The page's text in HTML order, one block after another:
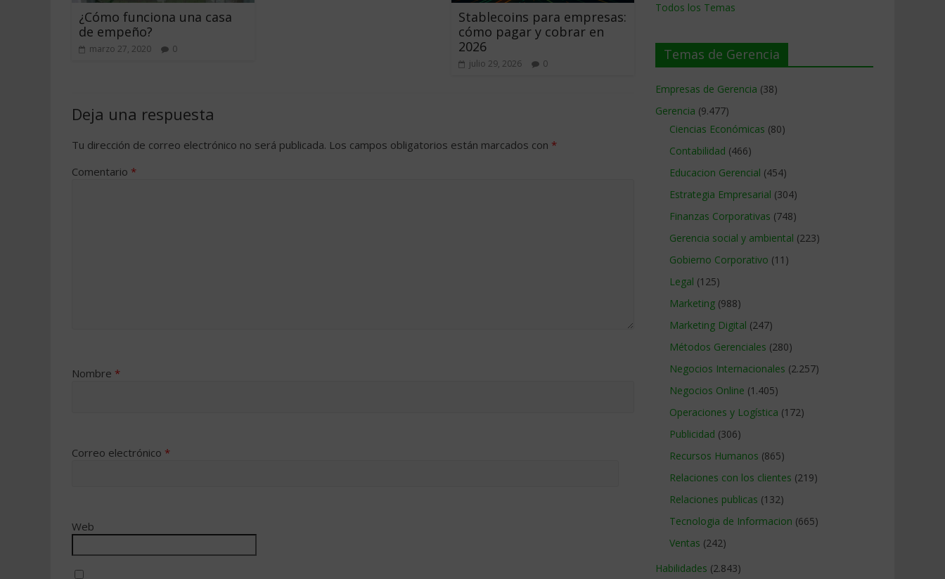
¿Cómo funciona una casa
de empeño?
marzo 27, 2020 0
Stablecoins para empresas:
cómo pagar y cobrar en
2026
julio 29, 2026 0
Deja una respuesta
Tu dirección de correo electrónico no será publicada. Los campos obligatorios están marcados con *
Comentario *
Nombre *
Correo electrónico *
Web
Todos los Temas
Temas de Gerencia
Empresas de Gerencia (38)
Gerencia (9.477)
Ciencias Económicas (80)
Contabilidad (466)
Educacion Gerencial (454)
Estrategia Empresarial (304)
Finanzas Corporativas (748)
Gerencia social y ambiental (223)
Gobierno Corporativo (11)
Legal (125)
Marketing (988)
Marketing Digital (247)
Métodos Gerenciales (280)
Negocios Internacionales (2.257)
Negocios Online (1.405)
Operaciones y Logística (172)
Publicidad (306)
Recursos Humanos (865)
Relaciones con los clientes (219)
Relaciones publicas (132)
Tecnologia de Informacion (665)
Ventas (242)
Habilidades (2.843)